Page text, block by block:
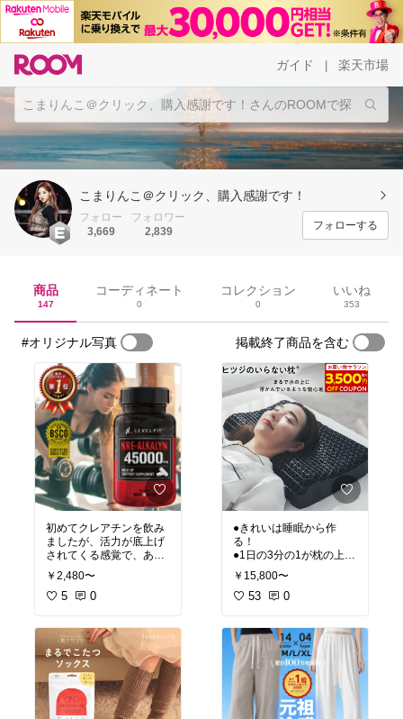
ガイド 楽天市場
こまりんこ＠クリック、購入感謝です！
フォロー
3,669
フォロワー
2,839
フォローする
商品
147
コーディネート
0
コレクション
0
いいね
353
#オリジナル写真 掲載終了商品を含む
初めてクレアチンを飲み
ましたが、活力が底上げ
されてくる感覚で、あと
1歩頑張れるというのが
すごく体感できました！
￥2,480〜
5 0
●きれいは睡眠から作
る！
●1日の3分の1が枕の上で
過ごすからこそ投資しよ
う！
￥15,800〜
53 0